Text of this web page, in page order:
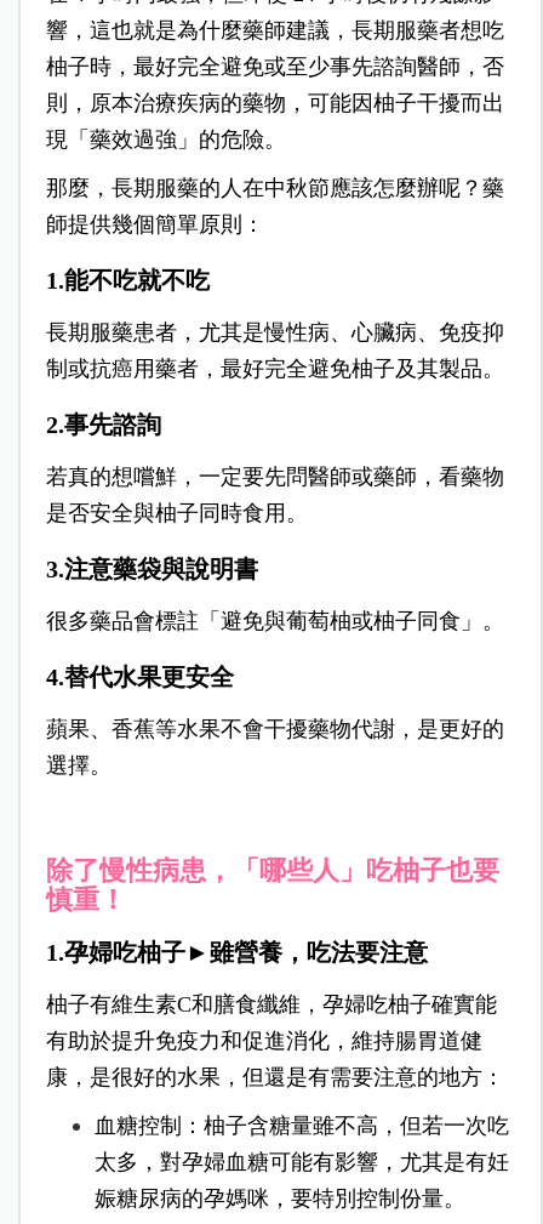
響，這也就是為什麼藥師建議，長期服藥者想吃
柚子時，最好完全避免或至少事先諮詢醫師，否
則，原本治療疾病的藥物，可能因柚子干擾而出
現「藥效過強」的危險。
那麼，長期服藥的人在中秋節應該怎麼辦呢？藥
師提供幾個簡單原則：
1.能不吃就不吃
長期服藥患者，尤其是慢性病、心臟病、免疫抑
制或抗癌用藥者，最好完全避免柚子及其製品。
2.事先諮詢
若真的想嚐鮮，一定要先問醫師或藥師，看藥物
是否安全與柚子同時食用。
3.注意藥袋與說明書
很多藥品會標註「避免與葡萄柚或柚子同食」。
4.替代水果更安全
蘋果、香蕉等水果不會干擾藥物代謝，是更好的
選擇。
除了慢性病患，「哪些人」吃柚子也要
慎重！
1.孕婦吃柚子►雖營養，吃法要注意
柚子有維生素C和膳食纖維，孕婦吃柚子確實能
有助於提升免疫力和促進消化，維持腸胃道健
康，是很好的水果，但還是有需要注意的地方：
血糖控制：柚子含糖量雖不高，但若一次吃
太多，對孕婦血糖可能有影響，尤其是有妊
娠糖尿病的孕媽咪，要特別控制份量。